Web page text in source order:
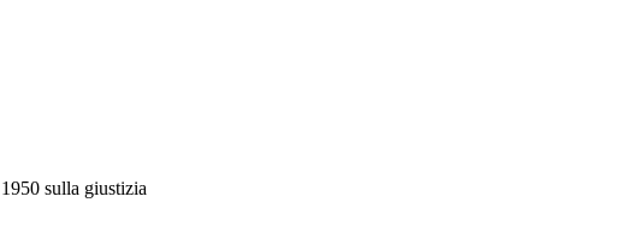
sulla giustizia